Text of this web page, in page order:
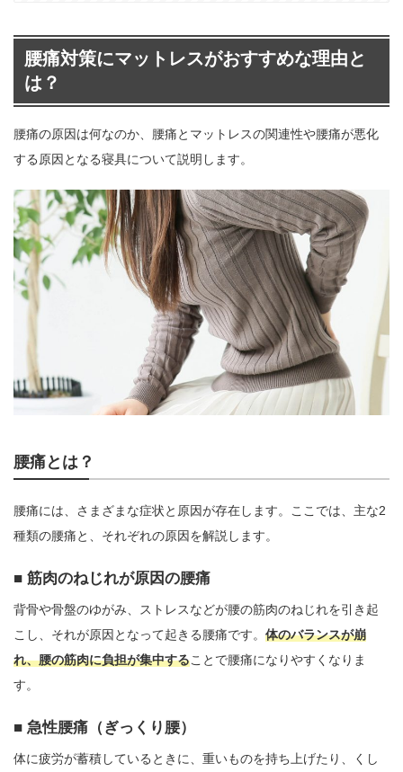
腰痛対策にマットレスがおすすめな理由と
は？
腰痛の原因は何なのか、腰痛とマットレスの関連性や腰痛が悪化
する原因となる寝具について説明します。
腰痛とは？
腰痛には、さまざまな症状と原因が存在します。ここでは、主な2
種類の腰痛と、それぞれの原因を解説します。
筋肉のねじれが原因の腰痛
背骨や骨盤のゆがみ、ストレスなどが腰の筋肉のねじれを引き起
こし、それが原因となって起きる腰痛です。 体のバランスが崩
れ、腰の筋肉に負担が集中することで腰痛になりやすくなりま
す。
急性腰痛（ぎっくり腰）
体に疲労が蓄積しているときに、重いものを持ち上げたり、くし